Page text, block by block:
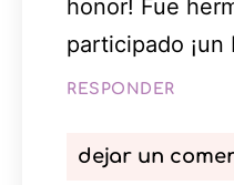
honor! Fue
participado ¡un
RESPONDER
dejar un